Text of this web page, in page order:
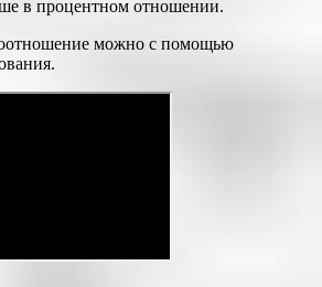
в процентном отношении.
можно с помощью